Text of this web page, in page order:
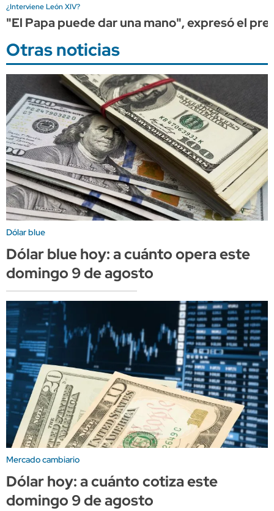
¿Interviene León XIV?
"El Papa puede dar una mano", expresó el
Otras noticias
Dólar blue
Dólar blue hoy: a cuánto opera este
domingo 9 de agosto
Mercado cambiario
Dólar hoy: a cuánto cotiza este
domingo 9 de agosto